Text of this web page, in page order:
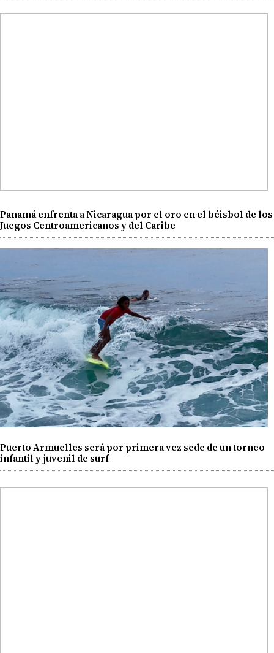
Panamá enfrenta a Nicaragua por el oro en el béisbol de los
Juegos Centroamericanos y del Caribe
Puerto Armuelles será por primera vez sede de un torneo
infantil y juvenil de surf